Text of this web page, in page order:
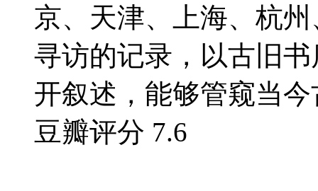
京、天津、上海、杭
寻访的记录，以古旧
开叙述，能够管窥当
豆瓣评分 7.6